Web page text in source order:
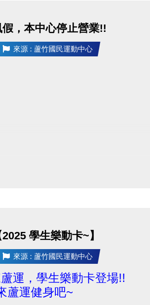
，本中心停止營業!!
來源 : 蘆竹國民運動中心
學生樂動卡~】
來源 : 蘆竹國民運動中心
運，學生樂動卡登場!!
蘆運健身吧~